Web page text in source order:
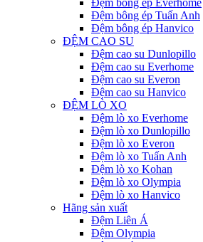
Đệm bông ép Everhome
Đệm bông ép Tuấn Anh
Đệm bông ép Hanvico
ĐỆM CAO SU
Đệm cao su Dunlopillo
Đệm cao su Everhome
Đệm cao su Everon
Đệm cao su Hanvico
ĐỆM LÒ XO
Đệm lò xo Everhome
Đệm lò xo Dunlopillo
Đệm lò xo Everon
Đệm lò xo Tuấn Anh
Đệm lò xo Kohan
Đệm lò xo Olympia
Đệm lò xo Hanvico
Hãng sản xuất
Đệm Liên Á
Đệm Olympia